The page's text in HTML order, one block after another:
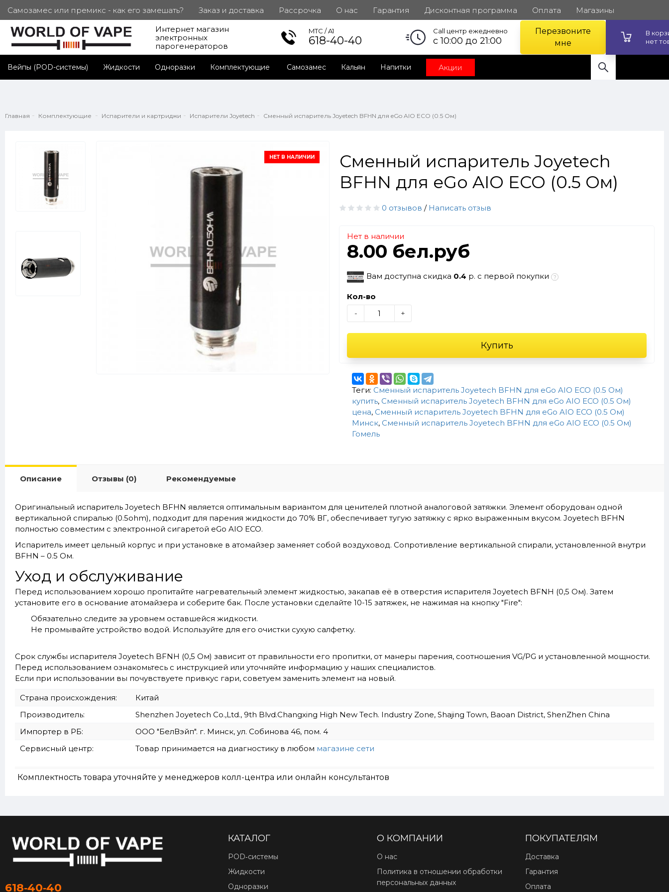
Самозамес или премикс - как его замешать? Заказ и доставка Рассрочка О нас Гарантия Дисконтная программа Оплата Магазины
ПОД. СЕРТИФИКАТЫ Партнерам Личный кабинет
Интернет магазин
электронных
парогенераторов
MTC / A1
618-40-40
Call центр ежедневно
с 10:00 до 21:00
Перезвоните
мне
В
нет
Вейпы (POD-системы) Жидкости Одноразки Комплектующие Самозамес Кальян Напитки Акции
Главная Комплектующие Испарители и картриджи Испарители Joyetech Сменный испаритель Joyetech BFHN для eGo AIO ECO (0.5 Ом)
НЕТ В НАЛИЧИИ
Сменный испаритель Joyetech
BFHN для eGo AIO ECO (0.5 Ом)
0 отзывов / Написать отзыв
Нет в наличии
8.00 бел.руб
Вам доступна скидка 0.4 р. с первой покупки
Кол-во
-
+
Купить
Теги: Сменный испаритель Joyetech BFHN для eGo AIO ECO (0.5 Ом)
купить, Сменный испаритель Joyetech BFHN для eGo AIO ECO (0.5 Ом)
цена, Сменный испаритель Joyetech BFHN для eGo AIO ECO (0.5 Ом)
Минск, Сменный испаритель Joyetech BFHN для eGo AIO ECO (0.5 Ом)
Гомель
Описание Отзывы (0) Рекомендуемые
Оригинальный испаритель Joyetech BFHN является оптимальным вариантом для ценителей плотной аналоговой затяжки. Элемент оборудован одной
вертикальной спиралью (0.5ohm), подходит для парения жидкости до 70% ВГ, обеспечивает тугую затяжку с ярко выраженным вкусом. Joyetech BFHN
полностью совместим с электронной сигаретой eGo AIO ECO.
Испаритель имеет цельный корпус и при установке в атомайзер заменяет собой воздуховод. Сопротивление вертикальной спирали, установленной внутри
BFHN – 0.5 Ом.
Уход и обслуживание
Перед использованием хорошо пропитайте нагревательный элемент жидкостью, закапав её в отверстия испарителя Joyetech BFNH (0,5 Ом). Затем
установите его в основание атомайзера и соберите бак. После установки сделайте 10-15 затяжек, не нажимая на кнопку "Fire":
Обязательно следите за уровнем оставшейся жидкости.
Не промывайте устройство водой. Используйте для его очистки сухую салфетку.
Срок службы испарителя Joyetech BFNH (0,5 Ом) зависит от правильности его пропитки, от манеры парения, соотношения VG/PG и установленной мощности.
Перед использованием ознакомьтесь с инструкцией или уточняйте информацию у наших специалистов.
Если при использовании вы почувствуете привкус гари, советуем заменить элемент на новый.
Страна происхождения:
Китай
Производитель:
Shenzhen Joyetech Co.,Ltd., 9th Blvd.Changxing High New Tech. Industry Zone, Shajing Town, Baoan District, ShenZhen China
Импортер в РБ:
ООО "БелВэйп". г. Минск, ул. Собинова 46, пом. 4
Сервисный центр:
Товар принимается на диагностику в любом магазине сети
Комплектность товара уточняйте у менеджеров колл-центра или онлайн консультантов
618‑40‑40
КАТАЛОГ
POD‑системы
Жидкости
Одноразки
О КОМПАНИИ
О нас
Политика в отношении обработки
персональных данных
ПОКУПАТЕЛЯМ
Доставка
Гарантия
Оплата